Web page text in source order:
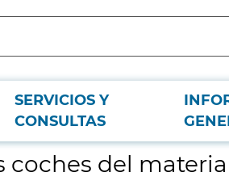
SERVICIOS Y
CONSULTAS
coches del